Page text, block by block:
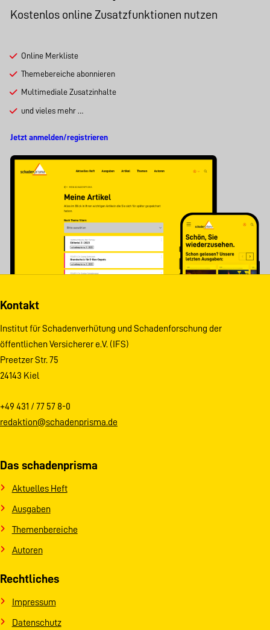
Kostenlos online Zusatzfunktionen nutzen
Online Merkliste
Themebereiche abonnieren
Multimediale Zusatzinhalte
und vieles mehr …
Jetzt anmelden/registrieren
Kontakt
Institut für Schadenverhütung und Schadenforschung der
öffentlichen Versicherer e.V. (IFS)
Preetzer Str. 75
24143 Kiel
+49 431 / 77 57 8-0
redaktion@schadenprisma.de
Das schadenprisma
Aktuelles Heft
Ausgaben
Themenbereiche
Autoren
Rechtliches
Impressum
Datenschutz